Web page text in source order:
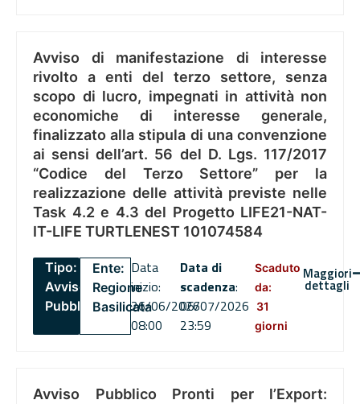
Avviso di manifestazione di interesse
rivolto a enti del terzo settore, senza
scopo di lucro, impegnati in attività non
economiche di interesse generale,
finalizzato alla stipula di una convenzione
ai sensi dell’art. 56 del D. Lgs. 117/2017
“Codice del Terzo Settore” per la
realizzazione delle attività previste nelle
Task 4.2 e 4.3 del Progetto LIFE21-NAT-
IT-LIFE TURTLENEST 101074584
Tipo:
Avviso
Pubblico
Ente:
Regione
Basilicata
Data
inizio:
26/06/2026
08:00
Data di
scadenza:
06/07/2026
23:59
Scaduto
da:
31
giorni
Maggiori
dettagli
Avviso Pubblico Pronti per l’Export: